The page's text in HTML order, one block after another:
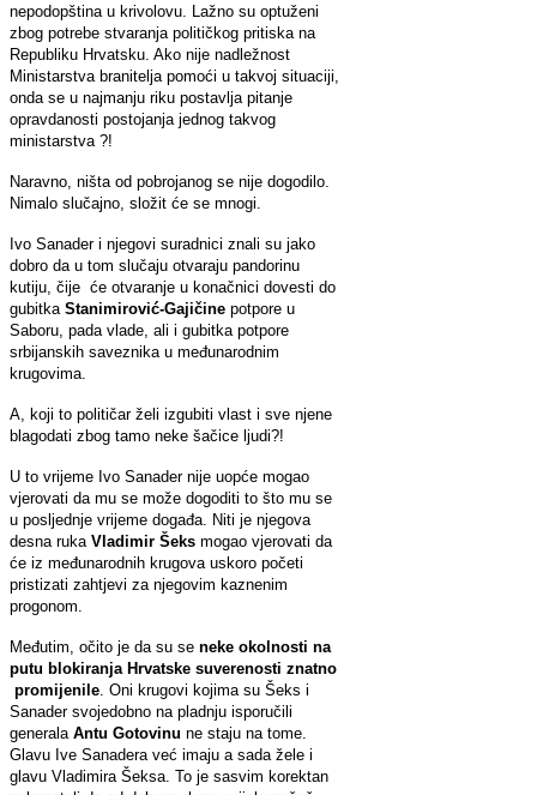
nepodopština u krivolovu. Lažno su optuženi
zbog potrebe stvaranja političkog pritiska na
Republiku Hrvatsku. Ako nije nadležnost
Ministarstva branitelja pomoći u takvoj situaciji,
onda se u najmanju riku postavlja pitanje
opravdanosti postojanja jednog takvog
ministarstva ?!
Naravno, ništa od pobrojanog se nije dogodilo.
Nimalo slučajno, složit će se mnogi.
Ivo Sanader i njegovi suradnici znali su jako
dobro da u tom slučaju otvaraju pandorinu
kutiju, čije će otvaranje u konačnici dovesti do
gubitka Stanimirović-Gajičine potpore u
Saboru, pada vlade, ali i gubitka potpore
srbijanskih saveznika u međunarodnim
krugovima.
A, koji to političar želi izgubiti vlast i sve njene
blagodati zbog tamo neke šačice ljudi?!
U to vrijeme Ivo Sanader nije uopće mogao
vjerovati da mu se može dogoditi to što mu se
u posljednje vrijeme događa. Niti je njegova
desna ruka Vladimir Šeks mogao vjerovati da
će iz međunarodnih krugova uskoro početi
pristizati zahtjevi za njegovim kaznenim
progonom.
Međutim, očito je da su se neke okolnosti na
putu blokiranja Hrvatske suverenosti znatno
promijenile . Oni krugovi kojima su Šeks i
Sanader svojedobno na pladnju isporučili
generala Antu Gotovinu ne staju na tome.
Glavu Ive Sanadera već imaju a sada žele i
glavu Vladimira Šeksa. To je sasvim korektan